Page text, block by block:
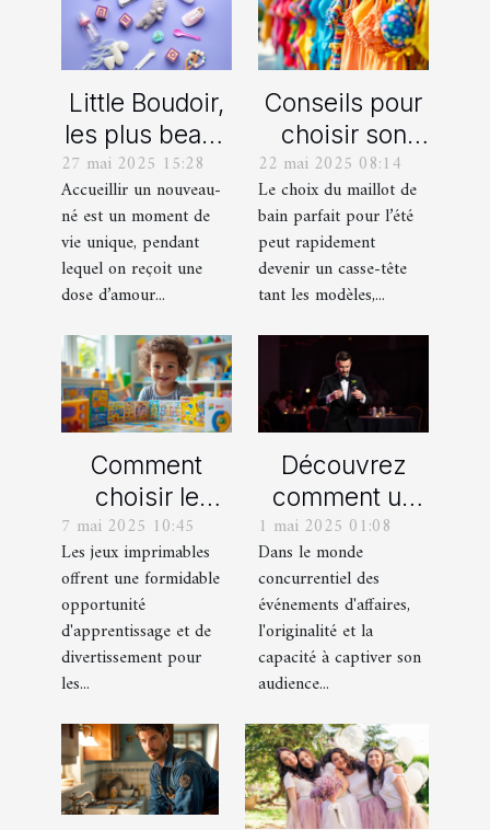
Little Boudoir,
les plus beaux
cadeaux de
naissance
personnalisés
!
27 mai 2025 15:28
Accueillir un nouveau-
né est un moment de
vie unique, pendant
lequel on reçoit une
dose d’amour...
Conseils pour
choisir son
maillot de bain
idéal pour l'été
22 mai 2025 08:14
Le choix du maillot de
bain parfait pour l’été
peut rapidement
devenir un casse-tête
tant les modèles,...
Comment
choisir le
meilleur jeu
imprimable
pour votre
enfant
7 mai 2025 10:45
Les jeux imprimables
offrent une formidable
opportunité
d'apprentissage et de
divertissement pour
les...
Découvrez
comment un
spectacle de
magie
transforme les
événements
professionnels
1 mai 2025 01:08
Dans le monde
concurrentiel des
événements d'affaires,
l'originalité et la
capacité à captiver son
audience...